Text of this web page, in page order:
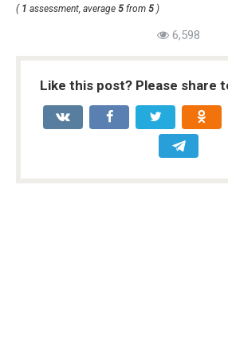
( 1 assessment, average 5 from 5 )
6,598
Like this post? Please share